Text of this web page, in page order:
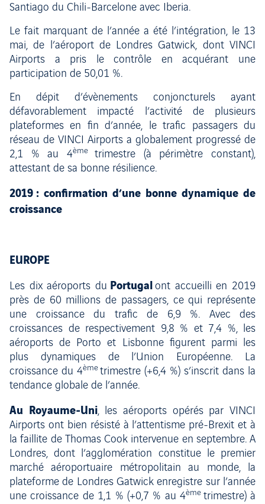
Santiago du Chili-Barcelone avec Iberia.
Le fait marquant de l’année a été l’intégration, le 13
mai, de l’aéroport de Londres Gatwick, dont VINCI
Airports a pris le contrôle en acquérant une
participation de 50,01 %.
En dépit d’évènements conjoncturels ayant
défavorablement impacté l’activité de plusieurs
plateformes en fin d’année, le trafic passagers du
réseau de VINCI Airports a globalement progressé de
2,1 % au 4ème
trimestre (à périmètre constant),
attestant de sa bonne résilience.
2019 : confirmation d’une bonne dynamique de
croissance
EUROPE
Les dix aéroports du Portugalont accueilli en 2019
près de 60 millions de passagers, ce qui représente
une croissance du trafic de 6,9 %. Avec des
croissances de respectivement 9,8 % et 7,4 %, les
aéroports de Porto et Lisbonne figurent parmi les
plus dynamiques de l’Union Européenne. La
croissance du 4ème trimestre (+6,4 %) s’inscrit dans la
tendance globale de l’année.
Au Royaume-Uni, les aéroports opérés par VINCI
Airports ont bien résisté à l’attentisme pré-Brexit et à
la faillite de Thomas Cook intervenue en septembre. A
Londres, dont l’agglomération constitue le premier
marché aéroportuaire métropolitain au monde, la
plateforme de Londres Gatwick enregistre sur l’année
une croissance de 1,1 % (+0,7 % au 4ème trimestre) à